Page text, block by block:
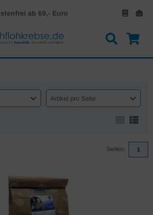
ab 69,- Euro
Artikel pro Seite
Seiten: 1